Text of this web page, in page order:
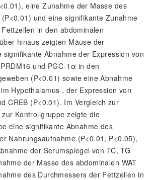
<0.01), eine Zunahme der Masse des
P<0.01) und eine signifikante Zunahme
in den abdominalen
hinaus zeigten Mäuse der
signifikante Abnahme der Expression von
und PGC-1α in den
(P<0.01) sowie eine Abnahme
Hypothalamus , der Expression von
CREB (P<0.01). Im Vergleich zur
Kontrollgruppe zeigte die
eine signifikante Abnahme des
Nahrungsaufnahme (P<0.01, P<0.05),
der Serumspiegel von TC, TG
der Masse des abdominalen WAT
des Durchmessers der Fettzellen in